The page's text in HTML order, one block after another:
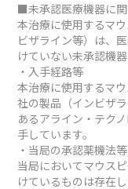
■未承認医療機器に
本治療に使用するマ
ビザライン等）は、
けていない未承認機器
・入手経路等
本治療に使用するマ
社の製品（インビザ
あるアライン・テク
手しています。
・当局の承認薬機法
当局においてマウス
けているものは存在し